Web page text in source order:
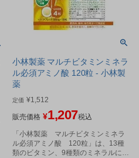
小林製薬 マルチビタミンミネラ
ル必須アミノ酸 120粒 - 小林製
薬
定価 ¥1,512
販売価格 ¥1,207税込
「小林製薬 マルチビタミンミネラ
ル必須アミノ酸 120粒」は、13種
類のビタミン、9種類のミネラルに8